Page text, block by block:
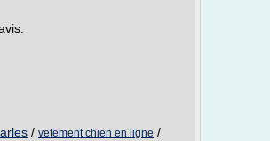
/ vetement chien en ligne /